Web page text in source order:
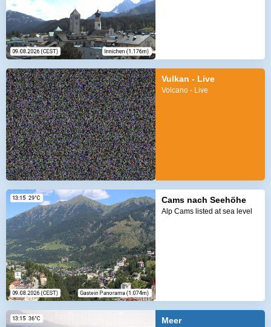
Vulkan - Live
Volcano - Live
Cams nach Seehöhe
Alp Cams listed at sea level
Meer